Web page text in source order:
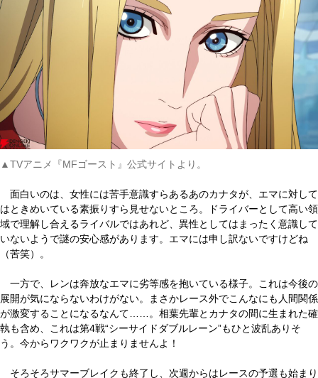
▲TVアニメ『MFゴースト』公式サイトより。
面白いのは、女性には苦手意識すらあるあのカナタが、エマに対して
はときめいている素振りすら見せないところ。ドライバーとして高い領
域で理解し合えるライバルではあれど、異性としてはまったく意識して
いないようで謎の安心感があります。エマには申し訳ないですけどね
（苦笑）。
一方で、レンは奔放なエマに劣等感を抱いている様子。これは今後の
展開が気にならないわけがない。まさかレース外でこんなにも人間関係
が激変することになるなんて……。相葉先輩とカナタの間に生まれた確
執も含め、これは第4戦“シーサイドダブルレーン”もひと波乱ありそ
う。今からワクワクが止まりませんよ！
そろそろサマーブレイクも終了し、次週からはレースの予選も始まり